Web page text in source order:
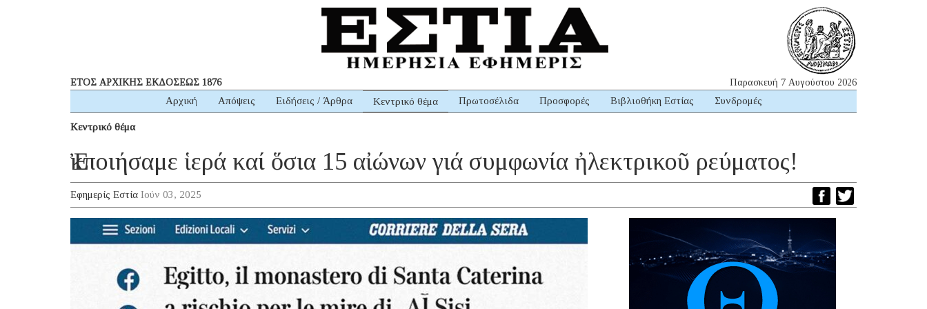
ΕΤΟΣ ΑΡΧΙΚΗΣ ΕΚΔΟΣΕΩΣ 1876 Παρασκευή 7 Αυγούστου 2026
Αρχική Απόψεις Ειδήσεις / Άρθρα Κεντρικό θέμα Πρωτοσέλιδα Προσφορές Βιβλιοθήκη Εστίας Συνδρομές
Κεντρικό θέμα
Ἐκποιήσαμε ἱερά καί ὅσια 15 αἰώνων γιά συμφωνία ἠλεκτρικοῦ ρεύματος!
Εφημερίς Εστία Ιούν 03, 2025